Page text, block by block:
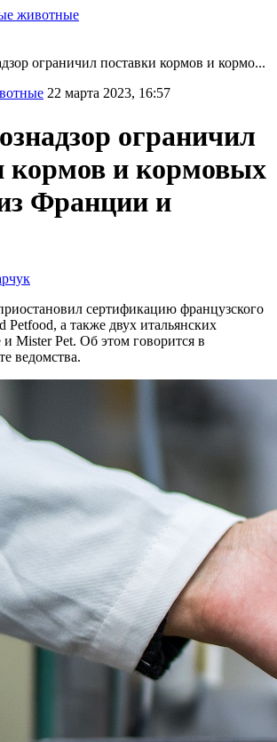
животные
ограничил поставки кормов и кормо...
22 марта 2023, 16:57
ограничил
кормов и кормовых
Франции и
сертификацию французского
Petfood, а также двух итальянских
Mister Pet. Об этом говорится в
ведомства.